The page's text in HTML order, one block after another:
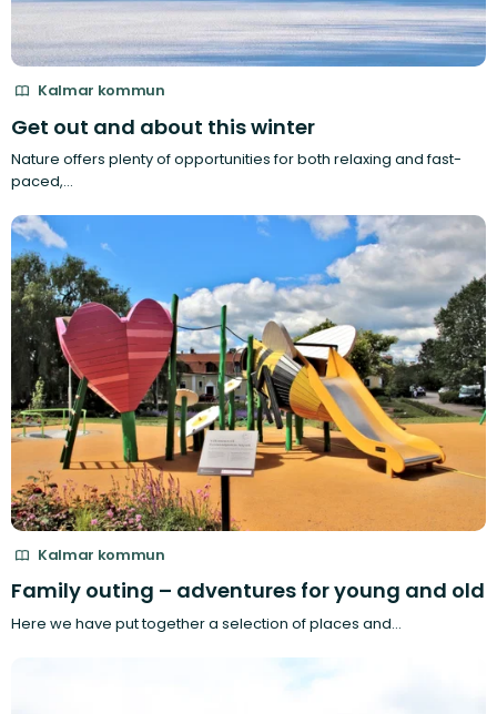
Kalmar kommun
Get out and about this winter
Nature offers plenty of opportunities for both relaxing and fast-
paced,…
Kalmar kommun
Family outing – adventures for young and old
Here we have put together a selection of places and…